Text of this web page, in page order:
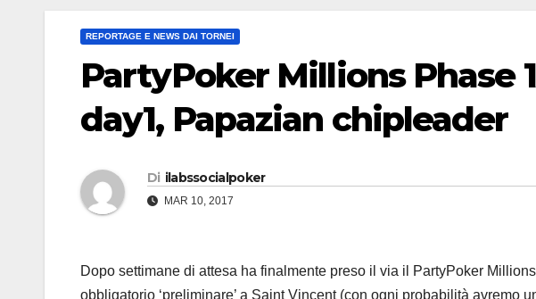
REPORTAGE E NEWS DAI TORNEI
PartyPoker Millions Phase
day1, Papazian chipleader
Di ilabssocialpoker
MAR 10, 2017
Dopo settimane di attesa ha finalmente preso il via il PartyPoker
obbligatorio ‘preliminare’ a Saint Vincent (con ogni probabilità avremo